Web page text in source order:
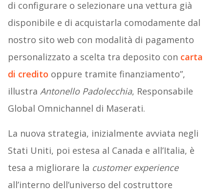
di configurare o selezionare una vettura già
disponibile e di acquistarla comodamente dal
nostro sito web con modalità di pagamento
personalizzato a scelta tra deposito con carta
di credito oppure tramite finanziamento”,
illustra Antonello Padolecchia, Responsabile
Global Omnichannel di Maserati.
La nuova strategia, inizialmente avviata negli
Stati Uniti, poi estesa al Canada e all’Italia, è
tesa a migliorare la customer experience
all’interno dell’universo del costruttore